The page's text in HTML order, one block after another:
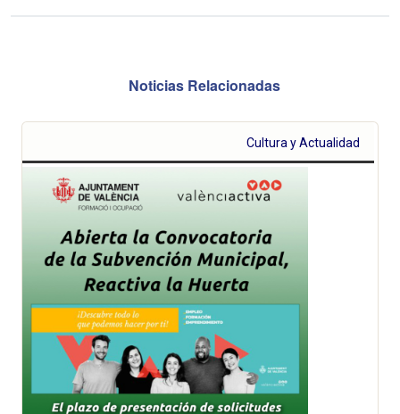
Noticias Relacionadas
Cultura y Actualidad